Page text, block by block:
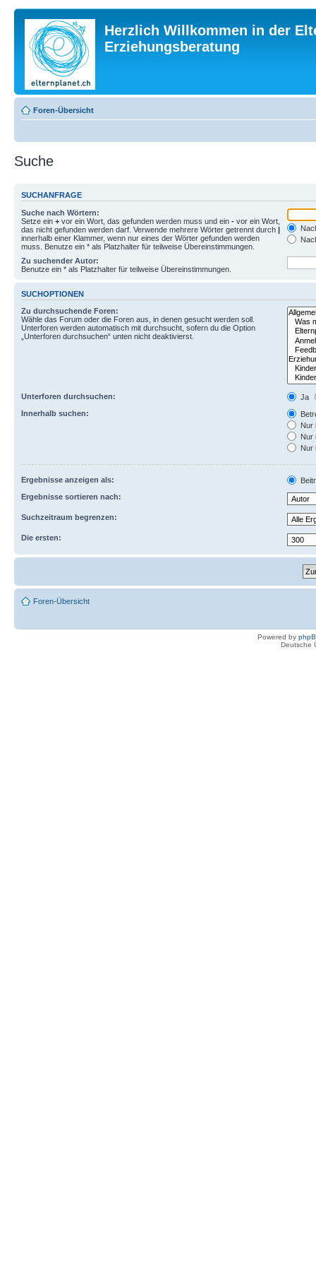
Herzlich Willkommen in der
Erziehungsberatung
Foren-Übersicht
Suche
SUCHANFRAGE
Suche nach Wörtern:
Setze ein + vor ein Wort, das gefunden werden muss und ein - vor ein Wort,
das nicht gefunden werden darf. Verwende mehrere Wörter getrennt durch |
innerhalb einer Klammer, wenn nur eines der Wörter gefunden werden
muss. Benutze ein * als Platzhalter für teilweise Übereinstimmungen.
Zu suchender Autor:
Benutze ein * als Platzhalter für teilweise Übereinstimmungen.
SUCHOPTIONEN
Zu durchsuchende Foren:
Wähle das Forum oder die Foren aus, in denen gesucht werden soll.
Unterforen werden automatisch mit durchsucht, sofern du die Option
„Unterforen durchsuchen“ unten nicht deaktivierst.
Unterforen durchsuchen:
Ja
Innerhalb suchen:
Nur
Nur
Nur
Ergebnisse anzeigen als:
Ergebnisse sortieren nach:
Suchzeitraum begrenzen:
Die ersten:
Foren-Übersicht
Powered by
Deutsche